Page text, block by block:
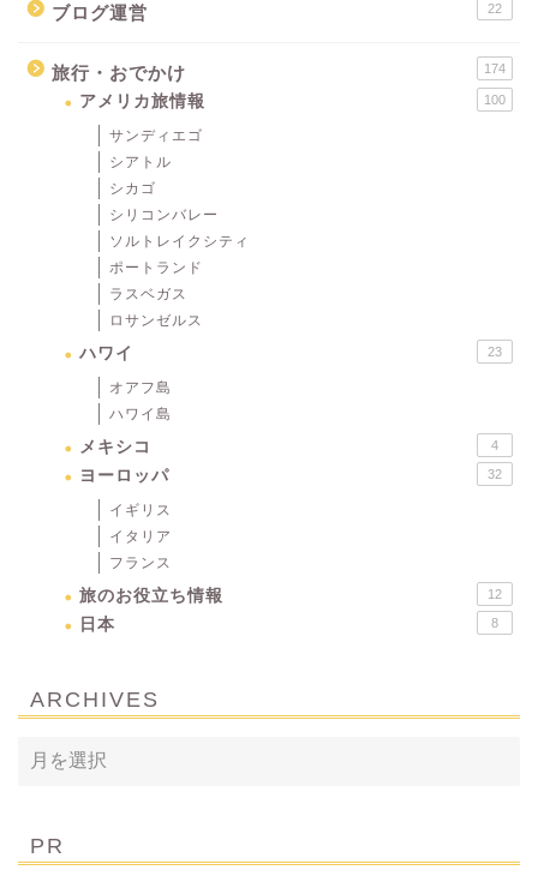
ブログ運営 22
旅行・おでかけ 174
アメリカ旅情報 100
サンディエゴ
シアトル
シカゴ
シリコンバレー
ソルトレイクシティ
ポートランド
ラスベガス
ロサンゼルス
ハワイ 23
オアフ島
ハワイ島
メキシコ 4
ヨーロッパ 32
イギリス
イタリア
フランス
旅のお役立ち情報 12
日本 8
ARCHIVES
PR